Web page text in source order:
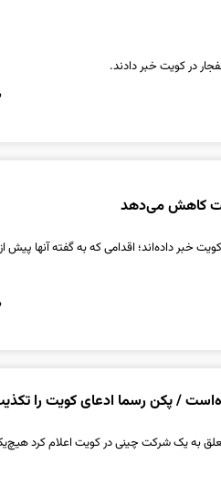
در کویت خبر دادند.
کاهش می‌دهد
خبر داده‌اند؛ اقدامی که به گفته آنها پیش
/ پکن رسما ادعای کویت را
به یک شرکت چینی در کویت اعلام کرد